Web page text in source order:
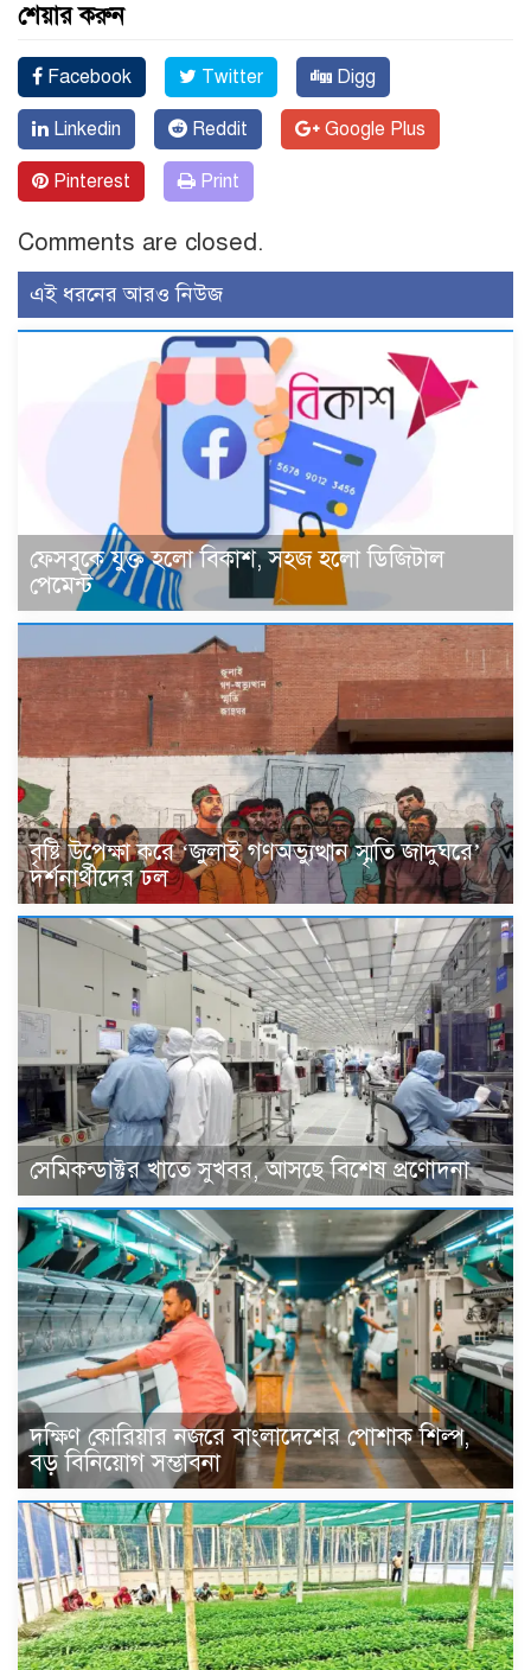
শেয়ার করুন
Facebook Twitter Digg
Linkedin Reddit Google Plus
Pinterest Print
Comments are closed.
এই ধরনের আরও নিউজ
ফেসবুকে যুক্ত হলো বিকাশ, সহজ হলো ডিজিটাল
পেমেন্ট
বৃষ্টি উপেক্ষা করে ‘জুলাই গণঅভ্যুত্থান স্মৃতি জাদুঘরে’
দর্শনার্থীদের ঢল
সেমিকন্ডাক্টর খাতে সুখবর, আসছে বিশেষ প্রণোদনা
দক্ষিণ কোরিয়ার নজরে বাংলাদেশের পোশাক শিল্প,
বড় বিনিয়োগ সম্ভাবনা